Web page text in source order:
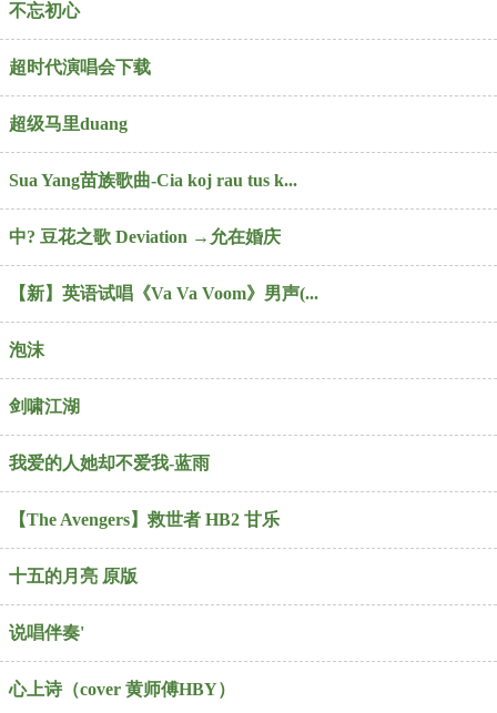
不忘初心
超时代演唱会下载
超级马里duang
Sua Yang苗族歌曲-Cia koj rau tus k...
中? 豆花之歌 Deviation →允在婚庆
【新】英语试唱《Va Va Voom》男声(...
泡沫
剑啸江湖
我爱的人她却不爱我-蓝雨
【The Avengers】救世者 HB2 甘乐
十五的月亮 原版
说唱伴奏'
心上诗（cover 黄师傅HBY）